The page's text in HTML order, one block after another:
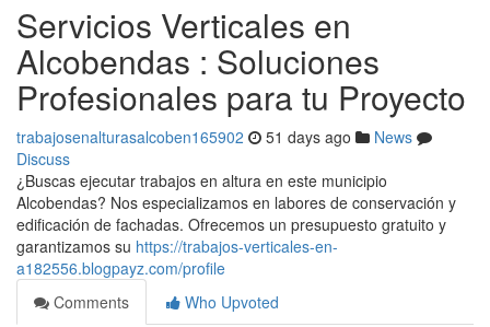
Servicios Verticales en
Alcobendas : Soluciones
Profesionales para tu Proyecto
trabajosenalturasalcoben165902 51 days ago
News
Discuss
¿Buscas ejecutar trabajos en altura en este municipio
Alcobendas? Nos especializamos en labores de conservación y
edificación de fachadas. Ofrecemos un presupuesto gratuito y
garantizamos su https://trabajos-verticales-en-
a182556.blogpayz.com/profile
Comments
Who Upvoted